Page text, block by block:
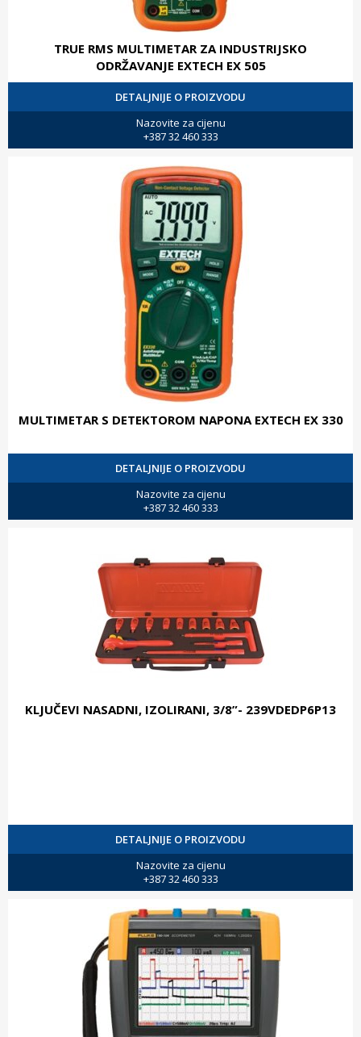
TRUE RMS MULTIMETAR ZA INDUSTRIJSKO
ODRŽAVANJE EXTECH EX 505
DETALJNIJE O PROIZVODU
Nazovite za cijenu
+387 32 460 333
MULTIMETAR S DETEKTOROM NAPONA EXTECH EX 330
DETALJNIJE O PROIZVODU
Nazovite za cijenu
+387 32 460 333
KLJUČEVI NASADNI, IZOLIRANI, 3/8”- 239VDEDP6P13
DETALJNIJE O PROIZVODU
Nazovite za cijenu
+387 32 460 333